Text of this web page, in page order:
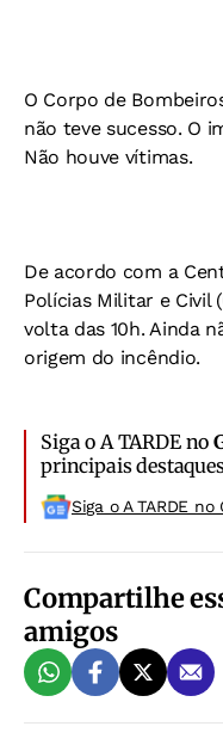
O Corpo de
não teve sucesso. O
Não houve vítimas.
De acordo com a
Polícias Militar e Civil
volta das 10h. Ainda
origem do incêndio.
Siga o A TARDE no
principais
Siga o A TARDE
Compartilhe
amigos